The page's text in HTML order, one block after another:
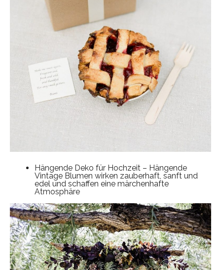
Hängende Deko für Hochzeit – Hängende
Vintage Blumen wirken zauberhaft, sanft und
edel und schaffen eine märchenhafte
Atmosphäre